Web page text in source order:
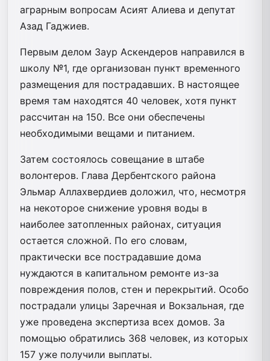
аграрным вопросам Асият Алиева и депутат
Азад Гаджиев.
Первым делом Заур Аскендеров направился в
школу №1, где организован пункт временного
размещения для пострадавших. В настоящее
время там находятся 40 человек, хотя пункт
рассчитан на 150. Все они обеспечены
необходимыми вещами и питанием.
Затем состоялось совещание в штабе
волонтеров. Глава Дербентского района
Эльмар Аллахвердиев доложил, что, несмотря
на некоторое снижение уровня воды в
наиболее затопленных районах, ситуация
остается сложной. По его словам,
практически все пострадавшие дома
нуждаются в капитальном ремонте из-за
повреждения полов, стен и перекрытий. Особо
пострадали улицы Заречная и Вокзальная, где
уже проведена экспертиза всех домов. За
помощью обратились 368 человек, из которых
157 уже получили выплаты.